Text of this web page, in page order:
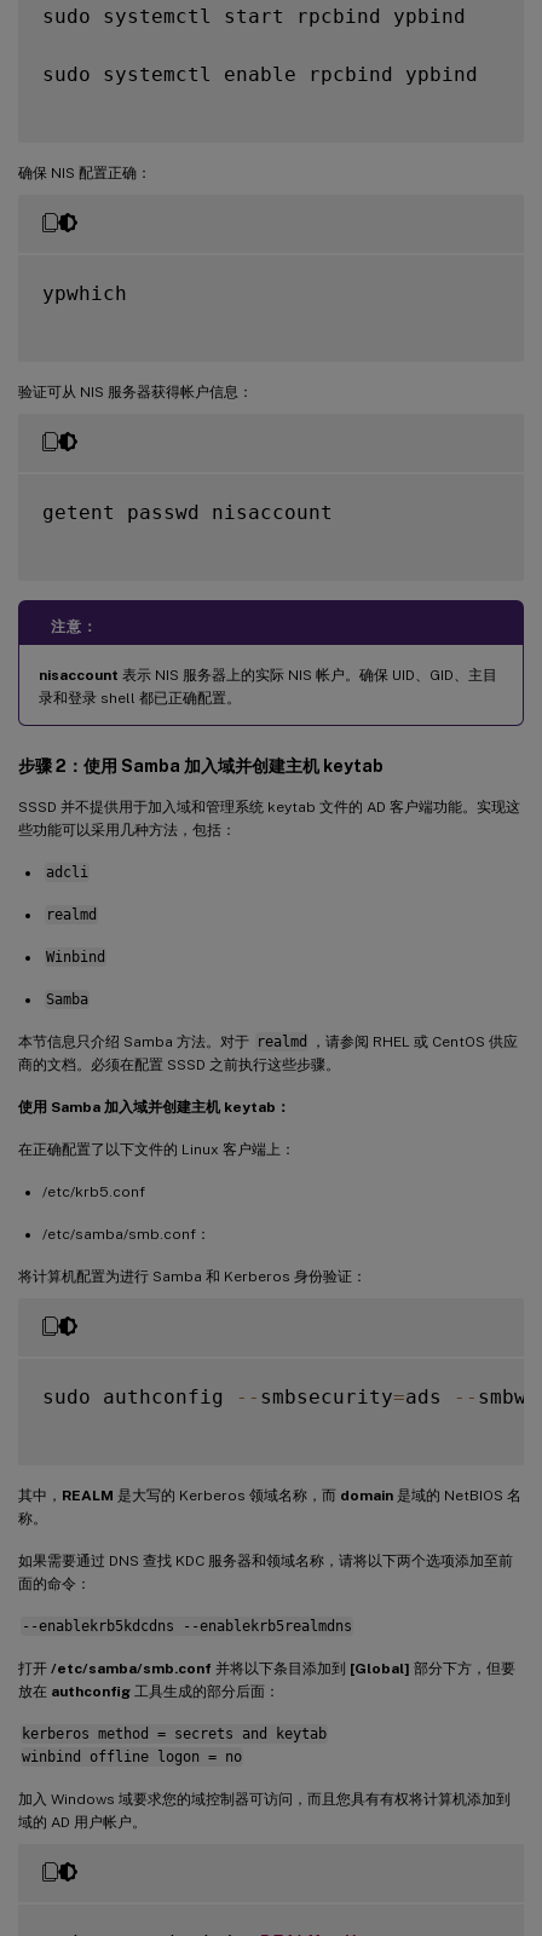
sudo systemctl start rpcbind ypbind
sudo systemctl enable rpcbind ypbind
确保 NIS 配置正确：
ypwhich
验证可从 NIS 服务器获得帐户信息：
getent passwd nisaccount
注意：
nisaccount 表示 NIS 服务器上的实际 NIS 帐户。确保 UID、GID、主目
录和登录 shell 都已正确配置。
步骤 2：使用 Samba 加入域并创建主机 keytab
SSSD 并不提供用于加入域和管理系统 keytab 文件的 AD 客户端功能。实现这
些功能可以采用几种方法，包括：
adcli
realmd
Winbind
Samba
本节信息只介绍 Samba 方法。对于 realmd
，请参阅 RHEL 或 CentOS 供应
商的文档。必须在配置 SSSD 之前执行这些步骤。
使用 Samba 加入域并创建主机 keytab：
在正确配置了以下文件的 Linux 客户端上：
/etc/krb5.conf
/etc/samba/smb.conf：
将计算机配置为进行 Samba 和 Kerberos 身份验证：
sudo authconfig -- smbsecurity=ads --
其中， REALM 是大写的 Kerberos 领域名称，而 domain 是域的 NetBIOS 名
称。
如果需要通过 DNS 查找 KDC 服务器和领域名称，请将以下两个选项添加至前
面的命令：
--enablekrb5kdcdns --enablekrb5realmdns
打开 /etc/samba/smb.conf 并将以下条目添加到 [Global] 部分下方，但要
放在 authconfig 工具生成的部分后面：
kerberos method = secrets and keytab
winbind offline logon = no
加入 Windows 域要求您的域控制器可访问，而且您具有有权将计算机添加到
域的 AD 用户帐户。